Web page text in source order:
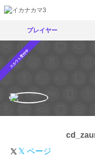
プレイヤー
スカウト受付中
𝕏 ページ